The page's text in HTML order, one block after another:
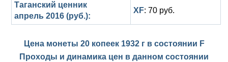
Таганский ценник
апрель 2016 (руб.):
XF: 70 руб.
Цена монеты 20 копеек 1932 г в состоянии F
Проходы и динамика цен в данном состоянии